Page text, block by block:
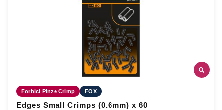
Forbici Pinze Crimp FOX
Edges Small Crimps (0.6mm) x 60